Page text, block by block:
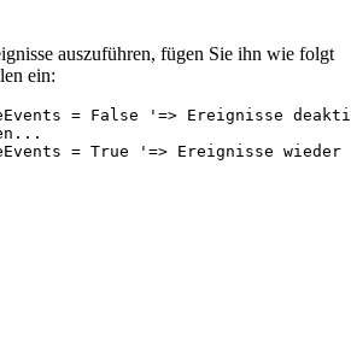
auszuführen, fügen Sie ihn wie folgt
ein:
= False '=> Ereignisse